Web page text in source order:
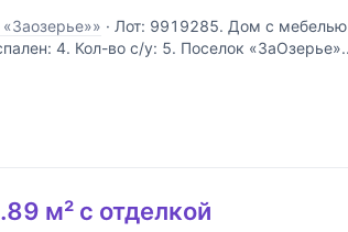
· Лот: 9919285. Дом с мебелью
4. Кол-во с/у: 5. Поселок «ЗаОзерье».
для покупателя. Выполненные из
виллы формируют
м² с отделкой